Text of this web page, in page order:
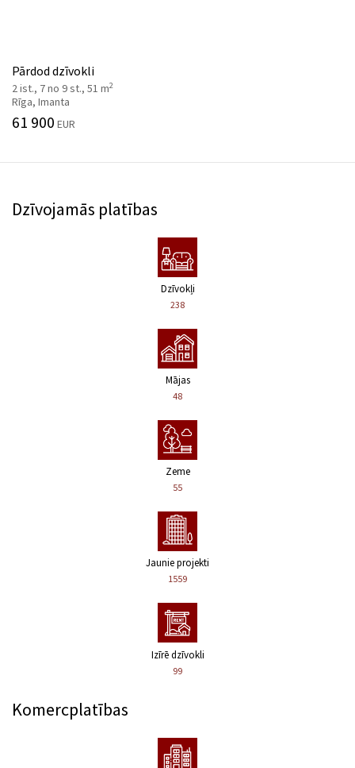
Pārdod dzīvokli
2 ist., 7 no 9 st., 51 m2
Rīga, Imanta
61 900 EUR
Dzīvojamās platības
Dzīvokļi
238
Mājas
48
Zeme
55
Jaunie projekti
1559
Izīrē dzīvokli
99
Komercplatības